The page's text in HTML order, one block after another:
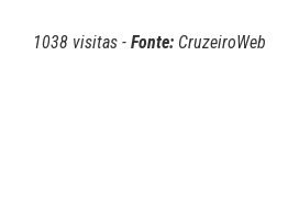
1038 visitas - Fonte: CruzeiroWeb